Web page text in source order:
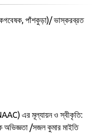
পাঁশকুড়া)/ ভাস্করব্রত
এর মূল্যায়ন ও স্বীকৃতি:
/সজল কুমার মাইতি